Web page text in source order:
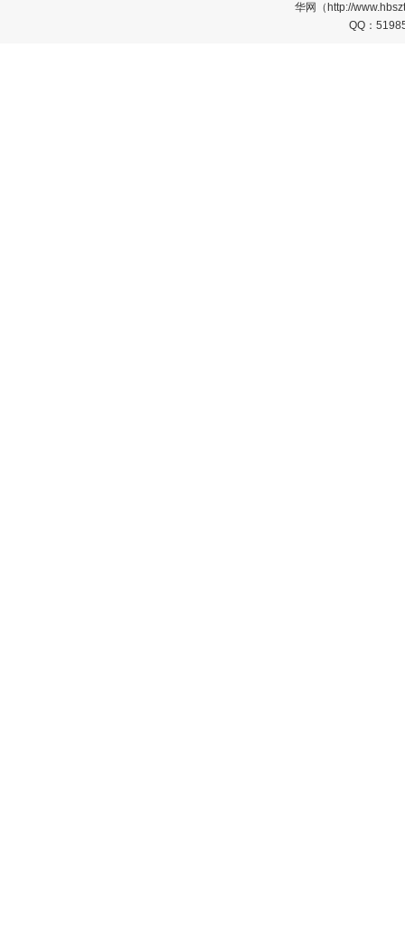
华网（http://
QQ：